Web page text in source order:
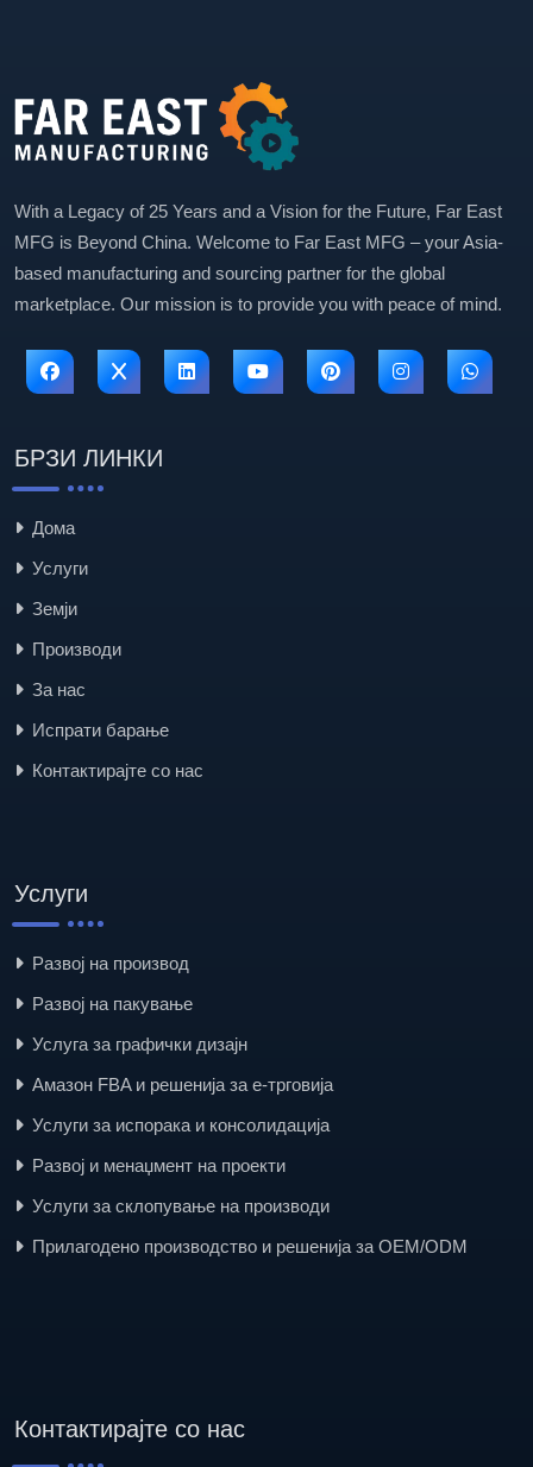
With a Legacy of 25 Years and a Vision for the Future, Far East
MFG is Beyond China. Welcome to Far East MFG – your Asia-
based manufacturing and sourcing partner for the global
marketplace. Our mission is to provide you with peace of mind.
БРЗИ ЛИНКИ
Дома
Услуги
Земји
Производи
За нас
Испрати барање
Контактирајте со нас
Услуги
Развој на производ
Развој на пакување
Услуга за графички дизајн
Амазон FBA и решенија за е-трговија
Услуги за испорака и консолидација
Развој и менаџмент на проекти
Услуги за склопување на производи
Прилагодено производство и решенија за OEM/ODM
Контактирајте со нас